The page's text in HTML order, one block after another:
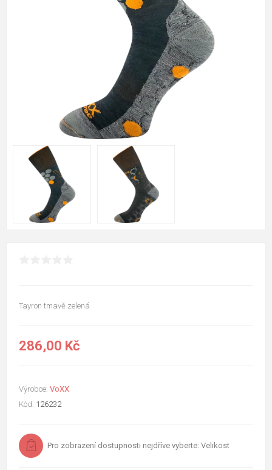
Tayron tmavě zelená
286,00 Kč
Výrobce: VoXX
Kód: 126232
Pro zobrazení dostupnosti nejdříve vyberte: Velikost